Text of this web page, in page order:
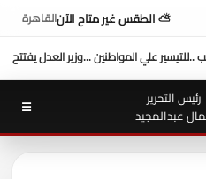
⛅ الطقس غير متاح الآنالقاهرة
د. طه محمد أبو الشيخ يكتب : أداء
رئيس التحرير
عبدالمجيد
☰